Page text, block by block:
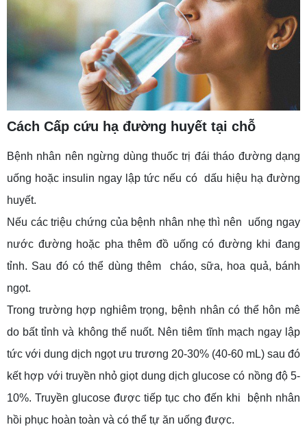
Cách Cấp cứu hạ đường huyết tại chỗ
Bệnh nhân nên ngừng dùng thuốc trị đái tháo đường dạng
uống hoặc insulin ngay lập tức nếu có dấu hiệu hạ đường
huyết.
Nếu các triệu chứng của bệnh nhân nhẹ thì nên uống ngay
nước đường hoặc pha thêm đồ uống có đường khi đang
tỉnh. Sau đó có thể dùng thêm cháo, sữa, hoa quả, bánh
ngọt.
Trong trường hợp nghiêm trọng, bệnh nhân có thể hôn mê
do bất tỉnh và không thể nuốt. Nên tiêm tĩnh mạch ngay lập
tức với dung dịch ngọt ưu trương 20-30% (40-60 mL) sau đó
kết hợp với truyền nhỏ giọt dung dịch glucose có nồng độ 5-
10%. Truyền glucose được tiếp tục cho đến khi bệnh nhân
hồi phục hoàn toàn và có thể tự ăn uống được.